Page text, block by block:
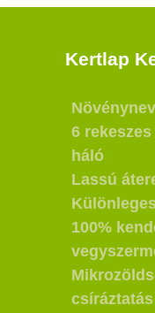
Kertlap
6
háló
Lassú
100%
csíráztatás